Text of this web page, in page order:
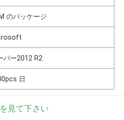
のパッケージ
バー2012 R2
日
見て下さい